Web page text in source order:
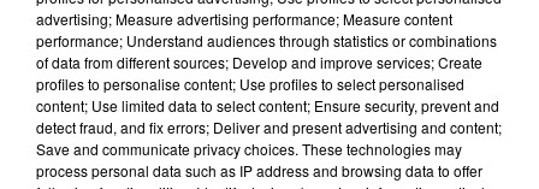
À Hoerdt, de l’eau brune sort des robinets
advertising; Measure advertising performance; Measure content
performance; Understand audiences through statistics or combinations
of data from different sources; Develop and improve services; Create
profiles to personalise content; Use profiles to select personalised
content; Use limited data to select content; Ensure security, prevent and
detect fraud, and fix errors; Deliver and present advertising and content;
Save and communicate privacy choices. These technologies may
process personal data such as IP address and browsing data to offer